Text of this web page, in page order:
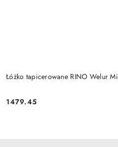
Łóżko tapicerowane RINO Welur
Cena:
1479.45